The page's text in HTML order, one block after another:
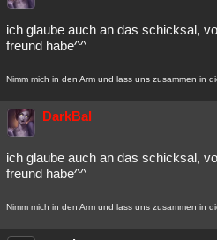
ich glaube auch an das schicksal,
freund habe^^
Nimm mich in den Arm und lass uns zusammen in
DarkBal
ich glaube auch an das schicksal,
freund habe^^
Nimm mich in den Arm und lass uns zusammen in